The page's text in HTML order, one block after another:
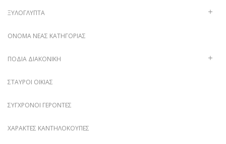
ΞΥΛΌΓΛΥΠΤΑ
ΌΝΟΜΑ ΝΈΑΣ ΚΑΤΗΓΟΡΊΑΣ
ΠΟΔΙΆ ΔΙΑΚΟΝΙΚΉ
ΣΤΑΥΡΟΊ ΟΙΚΊΑΣ
ΣΎΓΧΡΟΝΟΙ ΓΈΡΟΝΤΕΣ
ΧΑΡΑΚΤΈΣ ΚΑΝΤΗΛΌΚΟΥΠΕΣ